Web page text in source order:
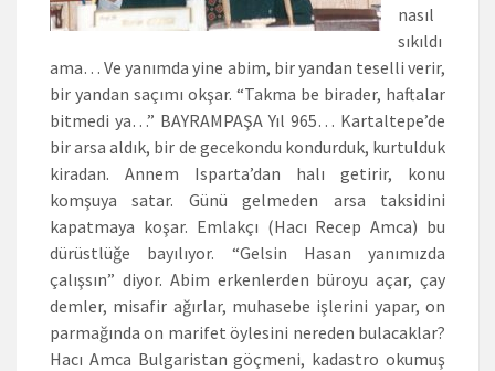
nasıl
sıkıldı
ama… Ve yanımda yine abim, bir yandan teselli verir,
bir yandan saçımı okşar. “Takma be birader, haftalar
bitmedi ya…” BAYRAMPAŞA Yıl 965… Kartaltepe’de
bir arsa aldık, bir de gecekondu kondurduk, kurtulduk
kiradan. Annem Isparta’dan halı getirir, konu
komşuya satar. Günü gelmeden arsa taksidini
kapatmaya koşar. Emlakçı (Hacı Recep Amca) bu
dürüstlüğe bayılıyor. “Gelsin Hasan yanımızda
çalışsın” diyor. Abim erkenlerden büroyu açar, çay
demler, misafir ağırlar, muhasebe işlerini yapar, on
parmağında on marifet öylesini nereden bulacaklar?
Hacı Amca Bulgaristan göçmeni, kadastro okumuş